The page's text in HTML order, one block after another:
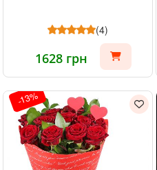
(4)
1628 грн
-13%